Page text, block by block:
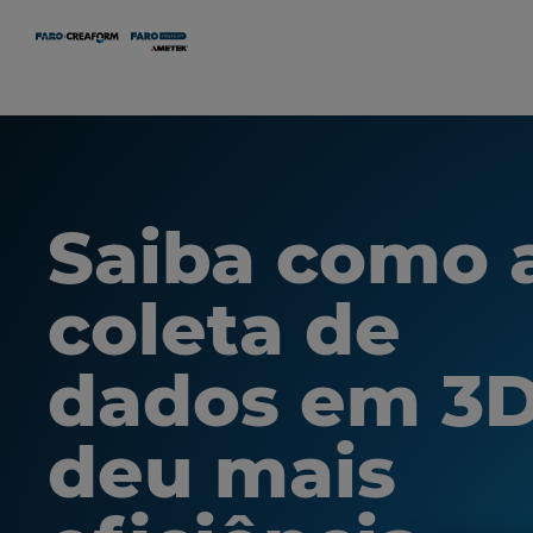
Saiba como
coleta de
dados em
deu mais